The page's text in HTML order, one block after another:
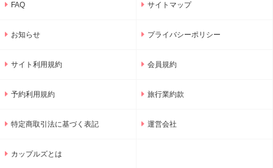
FAQ サイトマップ
お知らせ プライバシーポリシー
サイト利用規約 会員規約
予約利用規約 旅行業約款
特定商取引法に基づく表記 運営会社
カップルズとは